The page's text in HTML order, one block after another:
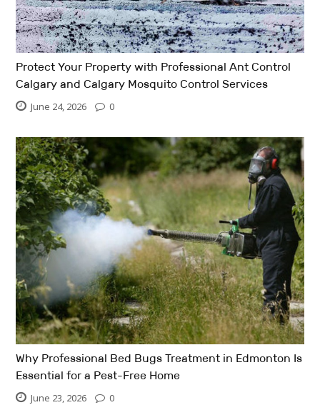
Protect Your Property with Professional Ant Control
Calgary and Calgary Mosquito Control Services
June 24, 2026 0
Why Professional Bed Bugs Treatment in Edmonton Is
Essential for a Pest-Free Home
June 23, 2026 0